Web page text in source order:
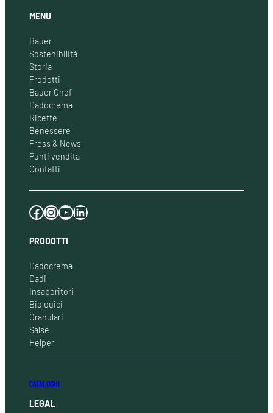
MENU
Bauer
Sostenibilità
Storia
Prodotti
Bauer Chef
Dadocrema
Ricette
Benessere
Press & News
Punti vendita
Contatti
Facebook Instagram YouTube LinkedIn
PRODOTTI
Dadocrema
Dadi
Insaporitori
Biologici
Granulari
Salse
Helper
CATALOGHI
LEGAL